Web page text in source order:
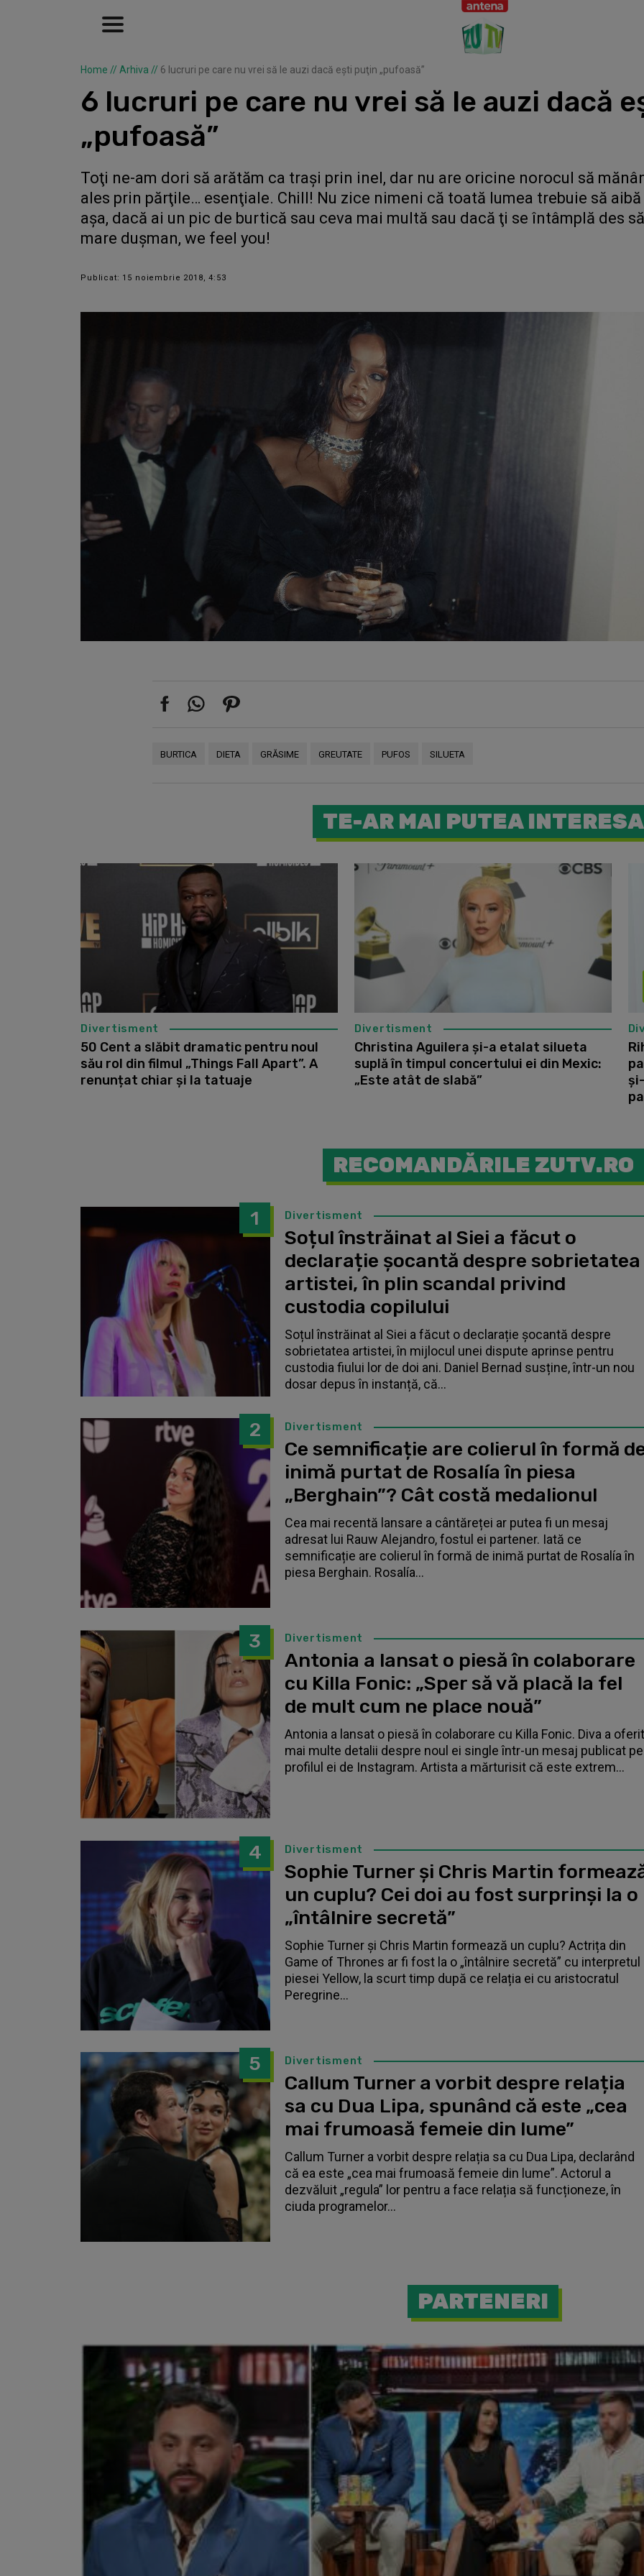
Home // Arhiva // 6 lucruri pe care nu vrei să le auzi dacă eşti puţin „pufoasă”
6 lucruri pe care nu vrei să le auzi dacă
„pufoasă”
Toţi ne-am dori să arătăm ca traşi prin inel, dar nu are oricine norocul să
ales prin părţile… esenţiale. Chill! Nu zice nimeni că toată lumea trebuie să
aşa, dacă ai un pic de burtică sau ceva mai multă sau dacă ţi se întâmplă des
mare duşman, we feel you!
Publicat: 15 noiembrie 2018, 4:53
BURTICA DIETA GRĂSIME GREUTATE PUFOS SILUETA
TE-AR MAI PUTEA INTERESA
Divertisment
50 Cent a slăbit dramatic pentru noul
său rol din filmul „Things Fall Apart”. A
renunțat chiar și la tatuaje
50 Cent
Divertisment
Christina Aguilera și-a etalat silueta
suplă în timpul concertului ei din Mexic:
„Este atât de slabă”
RECOMANDĂRILE ZUTV.RO
1 Divertisment
Soțul înstrăinat al Siei a făcut o
declarație șocantă despre sobrietatea
artistei, în plin scandal privind
custodia copilului
Soțul înstrăinat al Siei a făcut o declarație șocantă despre
sobrietatea artistei, în mijlocul unei dispute aprinse pentru
custodia fiului lor de doi ani. Daniel Bernad susține, într-un nou
dosar depus în instanță, că...
2 Divertisment
Ce semnificație are colierul în formă
inimă purtat de Rosalía în piesa
„Berghain”? Cât costă medalionul
Cea mai recentă lansare a cântăreței ar putea fi un mesaj
adresat lui Rauw Alejandro, fostul ei partener. Iată ce
semnificație are colierul în formă de inimă purtat de Rosalía în
piesa Berghain. Rosalía...
3 Divertisment
Antonia a lansat o piesă în colaborare
cu Killa Fonic: „Sper să vă placă la fel
de mult cum ne place nouă”
Antonia a lansat o piesă în colaborare cu Killa Fonic. Diva a oferit
mai multe detalii despre noul ei single într-un mesaj publicat pe
profilul ei de Instagram. Artista a mărturisit că este extrem...
4 Divertisment
Sophie Turner și Chris Martin
un cuplu? Cei doi au fost surprinși la o
„întâlnire secretă”
Sophie Turner și Chris Martin formează un cuplu? Actrița din
Game of Thrones ar fi fost la o „întâlnire secretă” cu interpretul
piesei Yellow, la scurt timp după ce relația ei cu aristocratul
Peregrine...
5 Divertisment
Callum Turner a vorbit despre relația
sa cu Dua Lipa, spunând că este „cea
mai frumoasă femeie din lume”
Callum Turner a vorbit despre relația sa cu Dua Lipa, declarând
că ea este „cea mai frumoasă femeie din lume”. Actorul a
dezvăluit „regula” lor pentru a face relația să funcționeze, în
ciuda programelor...
PARTENERI